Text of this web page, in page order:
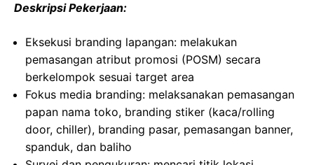
Deskripsi Pekerjaan:
Eksekusi branding lapangan: melakukan
pemasangan atribut promosi (POSM) secara
berkelompok sesuai target area
Fokus media branding: melaksanakan pemasangan
papan nama toko, branding stiker (kaca/rolling
door, chiller), branding pasar, pemasangan banner,
spanduk, dan baliho